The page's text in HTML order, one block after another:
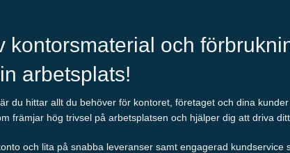
kontorsmaterial och
arbetsplats!
du hittar allt du behöver för kontoret, företaget och dina
främjar hög trivsel på arbetsplatsen och hjälper dig att driva
och lita på snabba leveranser samt engagerad kundservice